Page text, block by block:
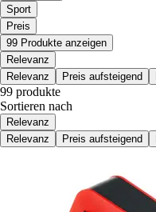
Sport
Preis
99 Produkte anzeigen
Relevanz
Relevanz
Preis aufsteigend
99 produkte
Sortieren nach
Relevanz
Relevanz
Preis aufsteigend